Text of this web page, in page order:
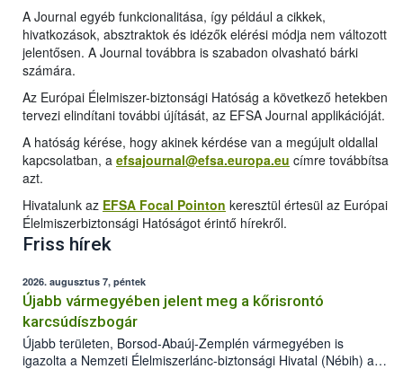
A Journal egyéb funkcionalitása, így például a cikkek,
hivatkozások, absztraktok és idézők elérési módja nem változott
jelentősen. A Journal továbbra is szabadon olvasható bárki
számára.
Az Európai Élelmiszer-biztonsági Hatóság a következő hetekben
tervezi elindítani további újítását, az EFSA Journal applikációját.
A hatóság kérése, hogy akinek kérdése van a megújult oldallal
kapcsolatban, a efsajournal@efsa.europa.eu címre továbbítsa
azt.
Hivatalunk az EFSA Focal Pointon keresztül értesül az Európai
Élelmiszerbiztonsági Hatóságot érintő hírekről.
Friss hírek
2026. augusztus 7, péntek
Újabb vármegyében jelent meg a kőrisrontó
karcsúdíszbogár
Újabb területen, Borsod-Abaúj-Zemplén vármegyében is
igazolta a Nemzeti Élelmiszerlánc-biztonsági Hivatal (Nébih) a